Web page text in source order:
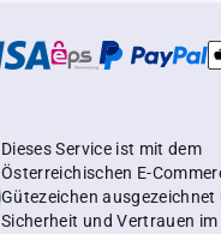
Dieses Service ist mit dem
Österreichischen E-
Gütezeichen
Sicherheit und Vertrauen im